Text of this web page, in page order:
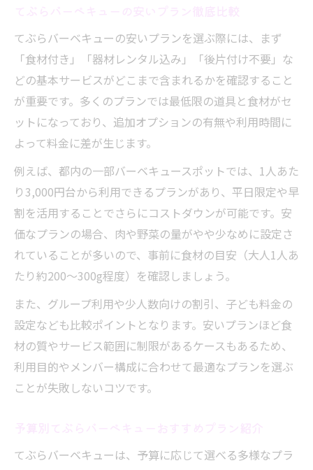
てぶらバーベキューの安いプランを選ぶ際には、まず
「食材付き」「器材レンタル込み」「後片付け不要」な
どの基本サービスがどこまで含まれるかを確認すること
が重要です。多くのプランでは最低限の道具と食材がセ
ットになっており、追加オプションの有無や利用時間に
よって料金に差が生じます。
例えば、都内の一部バーベキュースポットでは、1人あた
り3,000円台から利用できるプランがあり、平日限定や早
割を活用することでさらにコストダウンが可能です。安
価なプランの場合、肉や野菜の量がやや少なめに設定さ
れていることが多いので、事前に食材の目安（大人1人あ
たり約200〜300g程度）を確認しましょう。
また、グループ利用や少人数向けの割引、子ども料金の
設定なども比較ポイントとなります。安いプランほど食
材の質やサービス範囲に制限があるケースもあるため、
利用目的やメンバー構成に合わせて最適なプランを選ぶ
ことが失敗しないコツです。
てぶらバーベキューは、予算に応じて選べる多様なプラ